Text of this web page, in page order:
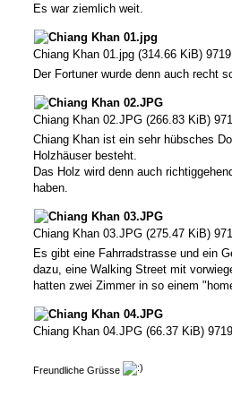
Es war ziemlich weit.
Chiang Khan 01.jpg (314.66 KiB)
Der Fortuner wurde denn auch recht
Chiang Khan 02.JPG (266.83 KiB)
Chiang Khan ist ein sehr hübsches
Holzhäuser besteht.
Das Holz wird denn auch
haben.
Chiang Khan 03.JPG (275.47 KiB)
Es gibt eine Fahrradstrasse und ein
dazu, eine Walking Street mit
hatten zwei Zimmer in so einem
Chiang Khan 04.JPG (66.37 KiB)
Freundliche Grüsse